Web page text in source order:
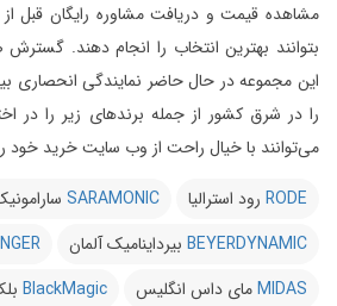
مشاهده قیمت و دریافت مشاوره رایگان قبل
بتوانند بهترین انتخاب را انجام دهند. گسترش
را در شرق کشور از جمله برندهای زیر را در
می‌توانند با خیال راحت از وب سایت خرید خود
RODE رود استرالیا SARAMONIC
BEYERDYNAMIC بیرداینامیک آلمان
MIDASمای داس انگلیس BlackMagic